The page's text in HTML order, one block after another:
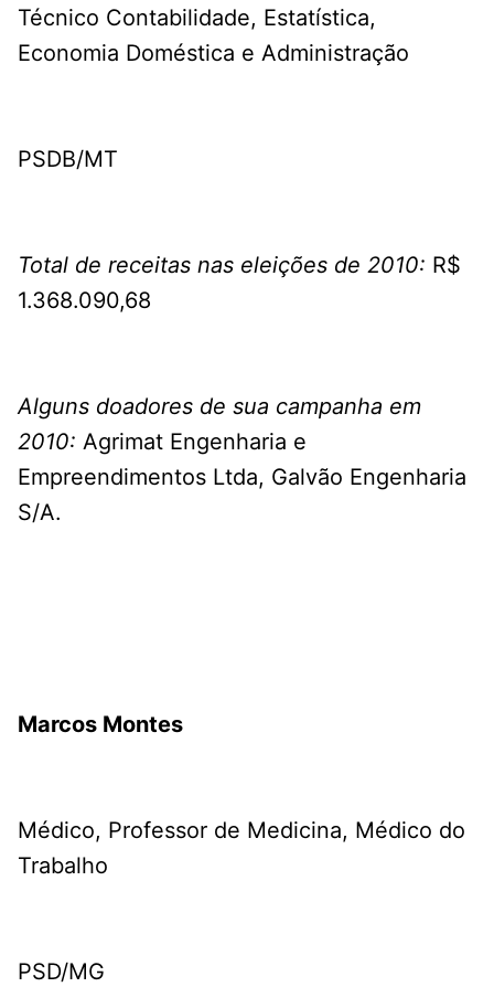
Técnico Contabilidade, Estatística,
Economia Doméstica e Administração
PSDB/MT
Total de receitas nas eleições de 2010: R$
1.368.090,68
Alguns doadores de sua campanha em
2010: Agrimat Engenharia e
Empreendimentos Ltda, Galvão Engenharia
S/A.
Marcos Montes
Médico, Professor de Medicina, Médico do
Trabalho
PSD/MG